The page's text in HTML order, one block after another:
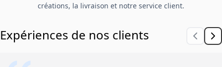
créations, la livraison et notre service client.
Expériences de nos clients